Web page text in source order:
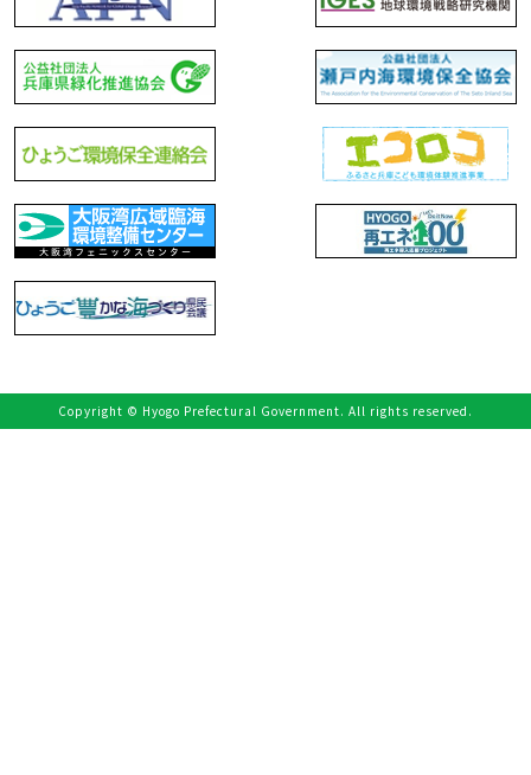
Copyright © Hyogo Prefectural Government. All rights reserved.